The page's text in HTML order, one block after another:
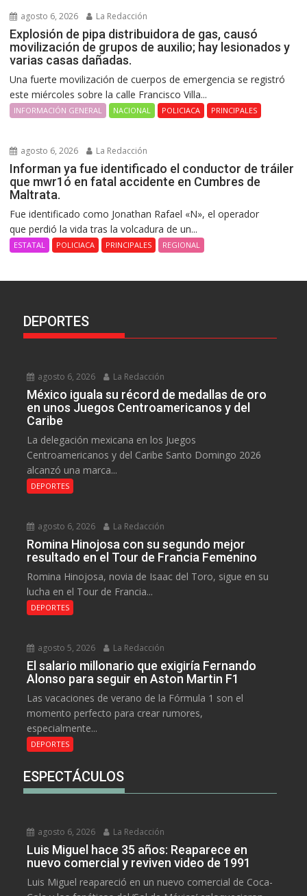
agosto 6, 2026 La Redacción
Explosión de pipa distribuidora de gas, causó
movilización de grupos de auxilio; hay lesionados y
varias casas dañadas.
Una fuerte movilización de cuerpos de emergencia se registró
este miércoles sobre la calle Francisco Villa...
INFORMACIÓN GENERAL NACIONAL POLICIACA PRINCIPALES
agosto 6, 2026 La Redacción
Informan ya fue identificado el conductor de tráiler
que mwr1ó en fatal accidente en Cumbres de
Maltrata.
Fue identificado como Jonathan Rafael «N», el operador
que perdió la vida tras la volcadura de un...
ESTATAL POLICIACA PRINCIPALES REGIONAL
DEPORTES
agosto 6, 2026 La Redacción
México iguala su récord de medallas de oro
en unos Juegos Centroamericanos y del
Caribe
La delegación mexicana en los Juegos
Centroamericanos y del Caribe Santo Domingo 2026
alcanzó una marca...
DEPORTES
agosto 6, 2026 La Redacción
Romina Hinojosa con su segundo mejor
resultado en el Tour de Francia Femenino
Romina Hinojosa, novia de Isaac del Toro, sigue en su
lucha en el Tour de Francia...
DEPORTES
agosto 5, 2026 La Redacción
El salario millonario que exigiría Fernando
Alonso para seguir en Aston Martin F1
Las vacaciones de verano de la Fórmula 1 son el
momento perfecto para crear rumores,
especialmente...
DEPORTES
ESPECTÁCULOS
agosto 6, 2026 La Redacción
Luis Miguel hace 35 años: Reaparece en
nuevo comercial y reviven video de 1991
Luis Miguel reapareció en un nuevo comercial de Coca-